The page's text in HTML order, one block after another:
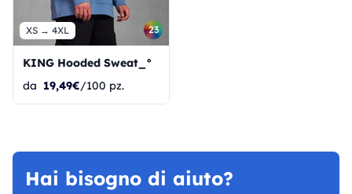
XS → 4XL 23
KING Hooded Sweat_°
da 19,49€/100 pz.
Hai bisogno di aiuto?